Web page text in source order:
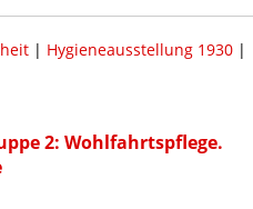
| Hygieneausstellung 1930|
2: Wohlfahrtspflege.